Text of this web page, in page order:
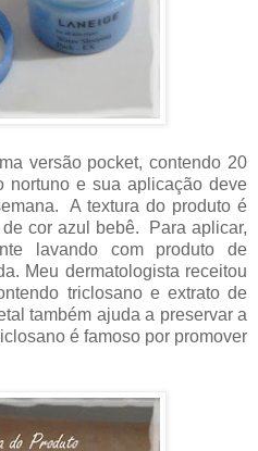
versão pocket, contendo 20
nortuno e sua aplicação deve
A textura do produto é
cor azul bebê. Para aplicar,
lavando com produto de
Meu dermatologista receitou
triclosano e extrato de
também ajuda a preservar a
é famoso por promover